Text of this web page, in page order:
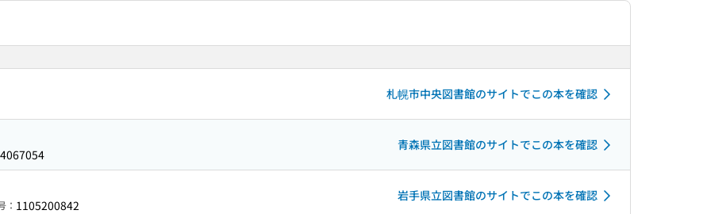
札幌市中央図書館のサイトでこの本を確認
青森県立図書館のサイトでこの本を確認
： 1105200842
岩手県立図書館のサイトでこの本を確認